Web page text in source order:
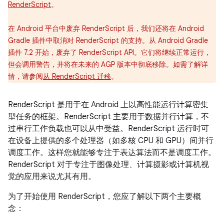
RenderScript。
在 Android 平台中废弃 RenderScript 后，我们还将在 Android
Gradle 插件中取消对 RenderScript 的支持。从 Android Gradle
插件 7.2 开始，废弃了 RenderScript API。它们将继续正常运行，
但会调用警告，并将在未来的 AGP 版本中彻底移除。如需了解详
情，请参阅从 RenderScript 迁移。
RenderScript 是用于在 Android 上以高性能运行计算密集
型任务的框架。RenderScript 主要用于数据并行计算，不
过串行工作负载也可以从中受益。RenderScript 运行时可
在设备上提供的多个处理器（如多核 CPU 和 GPU）间并行
调度工作。这样您就能够专注于表达算法而不是调度工作。
RenderScript 对于专注于图像处理、计算摄影或计算机视
觉的应用来说尤其有用。
为了开始使用 RenderScript，您应了解以下两个主要概
念：